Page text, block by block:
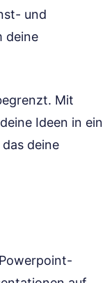
und
deine
Mit
Ideen in ein
deine